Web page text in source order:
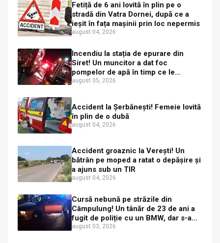
Fetiță de 6 ani lovită în plin pe o
stradă din Vatra Dornei, după ce a
ieșit în fața mașinii prin loc nepermis
august 04, 2026
Incendiu la stația de epurare din
Siret! Un muncitor a dat foc
pompelor de apă în timp ce le
alimenta cu combustibil
august 05, 2026
Accident la Șerbănești! Femeie lovită
în plin de o dubă
august 04, 2026
Accident groaznic la Verești! Un
bătrân pe moped a ratat o depășire și
a ajuns sub un TIR
august 04, 2026
Cursă nebună pe străzile din
Câmpulung! Un tânăr de 23 de ani a
fugit de poliție cu un BMW, dar s-a
oprit într-un gard de pe strada
august 03, 2026